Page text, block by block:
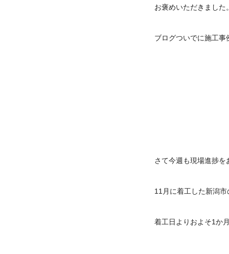
お褒めいただきました
ブログついでに施工
さて今週も現場進捗を
11月に着工した新潟市
着工日よりおよそ1か